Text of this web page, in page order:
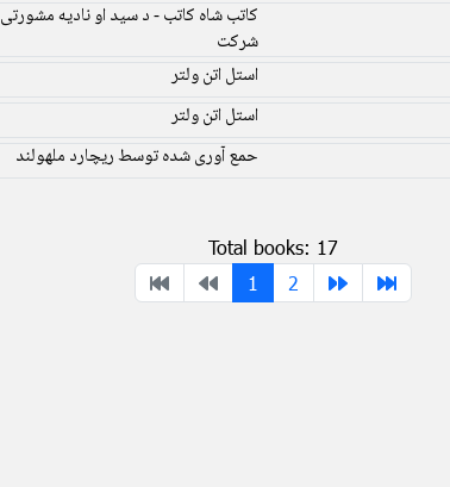
کاتب شاه کاتب - د سید او نادیه مشورتی
شرکت
استل اتن ولتر
استل اتن ولتر
حمع آوری شده توسط ریچارد ملهولند
Total books: 17
1
2